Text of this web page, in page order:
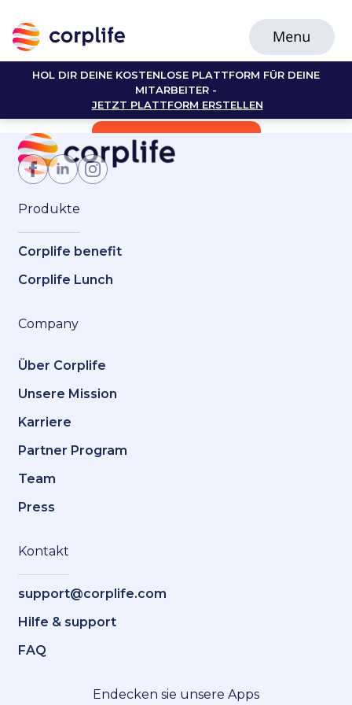
HOL DIR DEINE KOSTENLOSE PLATTFORM FÜR DEINE
MITARBEITER -
JETZT PLATTFORM ERSTELLEN
Jetzt Mitglied werden
Produkte
Corplife benefit
Corplife Lunch
Company
Über Corplife
Unsere Mission
Karriere
Partner Program
Team
Press
Kontakt
support@corplife.com
Hilfe & support
FAQ
Endecken sie unsere Apps